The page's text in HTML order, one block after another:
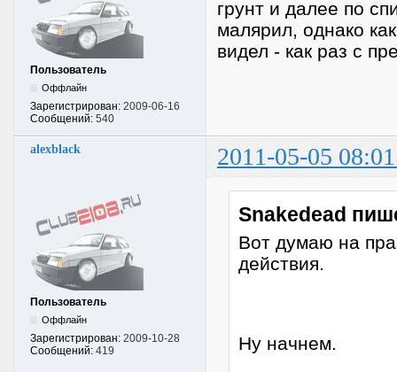
Пользователь
Оффлайн
Зарегистрирован: 2009-06-16
Сообщений: 540
грунт и далее по
малярил, однако
видел - как раз с
alexblack 2011-05-05
Пользователь
Оффлайн
Зарегистрирован: 2009-10-28
Сообщений: 419
Snakedead
Вот думаю на
действия.
Ну начнем.